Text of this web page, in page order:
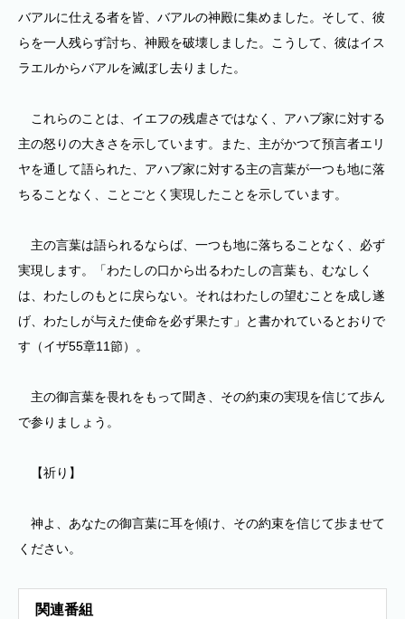
バアルに仕える者を皆、バアルの神殿に集めました。そして、彼
らを一人残らず討ち、神殿を破壊しました。こうして、彼はイス
ラエルからバアルを滅ぼし去りました。
これらのことは、イエフの残虐さではなく、アハブ家に対する
主の怒りの大きさを示しています。また、主がかつて預言者エリ
ヤを通して語られた、アハブ家に対する主の言葉が一つも地に落
ちることなく、ことごとく実現したことを示しています。
主の言葉は語られるならば、一つも地に落ちることなく、必ず
実現します。「わたしの口から出るわたしの言葉も、むなしく
は、わたしのもとに戻らない。それはわたしの望むことを成し遂
げ、わたしが与えた使命を必ず果たす」と書かれているとおりで
す（イザ55章11節）。
主の御言葉を畏れをもって聞き、その約束の実現を信じて歩ん
で参りましょう。
【祈り】
神よ、あなたの御言葉に耳を傾け、その約束を信じて歩ませて
ください。
関連番組